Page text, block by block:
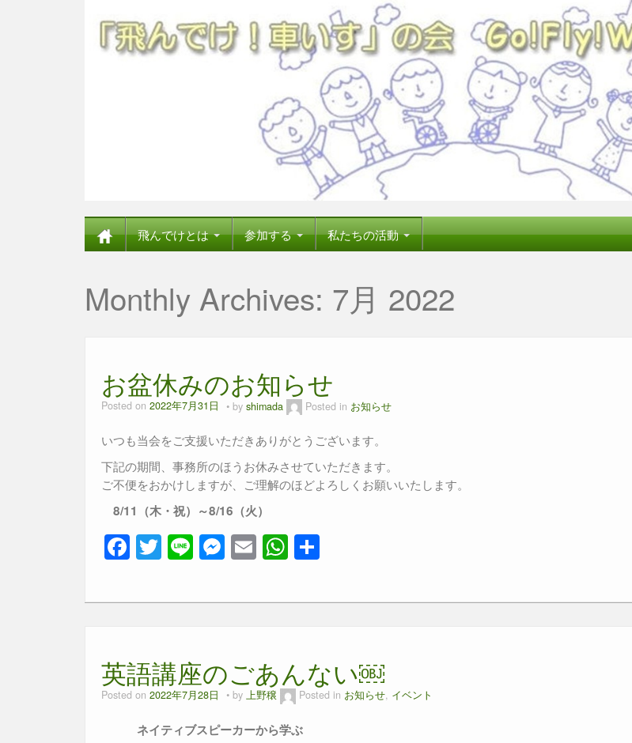
飛んでけとは 参加する 私たちの活動
Monthly Archives: 7月 2022
お盆休みのお知らせ
Posted on 2022年7月31日 by shimada Posted in お知らせ
いつも当会をご支援いただきありがとうございます。
下記の期間、事務所のほうお休みさせていただきます。
ご不便をおかけしますが、ご理解のほどよろしくお願いいたします。
8/11（木・祝）～8/16（火）
F
a
c
o
o
k
T
wi
tt
Li
n
e
M
e
ss
g
er
E
m
ail
W
h
at
p
p
英語講座のごあんない￼
Posted on 2022年7月28日 by 上野穣 Posted in お知らせ, イベント
ネイティブスピーカーから学ぶ